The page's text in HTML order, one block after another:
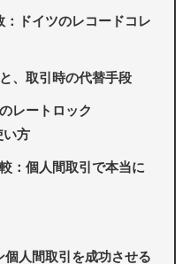
ドイツのレコードコレ
、取引時の代替手段
レートロック
い方
：個人間取引で本当に
個人間取引を成功させる